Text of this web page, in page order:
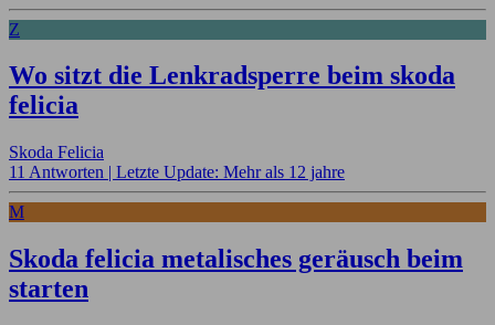
Z
Wo sitzt die Lenkradsperre beim skoda
felicia
Skoda Felicia
11 Antworten | Letzte Update: Mehr als 12 jahre
M
Skoda felicia metalisches geräusch beim
starten